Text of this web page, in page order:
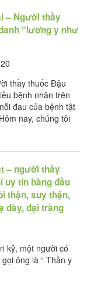
– Người thầy
“lương y như
thầy thuốc Đậu
bệnh nhân trên
đau của bệnh tật
nay, chúng tôi
– người thầy
uy tín hàng đầu
thận, suy thận,
dày, đại tràng
kỷ, một người có
ông là “ Thần y